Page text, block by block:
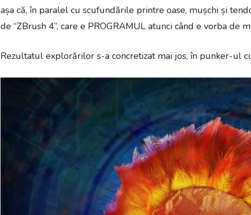
așa că, în paralel cu scufundările printre oase, mușchi și
de “ZBrush 4”, care e PROGRAMUL atunci când e vorba de
Rezultatul explorărilor s-a concretizat mai jos, în punker-ul